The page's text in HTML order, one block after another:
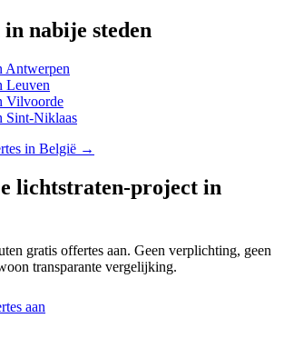
in nabije steden
Antwerpen
Leuven
Vilvoorde
Sint-Niklaas
in België →
lichtstraten-project in
gratis offertes aan. Geen verplichting, geen
transparante vergelijking.
aan